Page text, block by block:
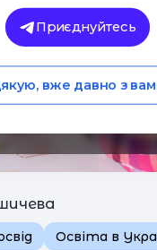
Освіта в
Приєднуйтесь
вже давно з